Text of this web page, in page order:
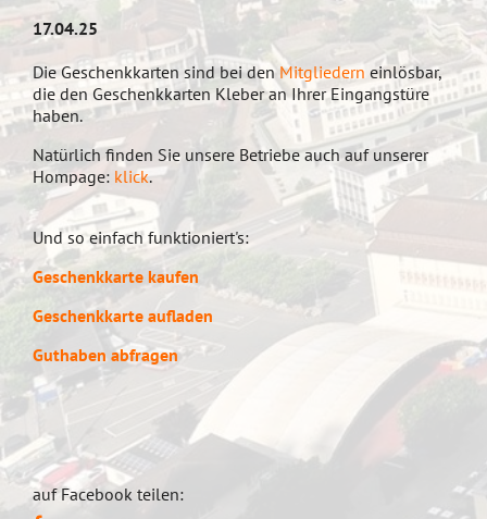
17.04.25
Die Geschenkkarten sind bei den Mitgliedern einlösbar,
die den Geschenkkarten Kleber an Ihrer Eingangstüre
haben.
Natürlich finden Sie unsere Betriebe auch auf unserer
Hompage: klick.
Und so einfach funktioniert's:
Geschenkkarte kaufen
Geschenkkarte aufladen
Guthaben abfragen
auf Facebook teilen: